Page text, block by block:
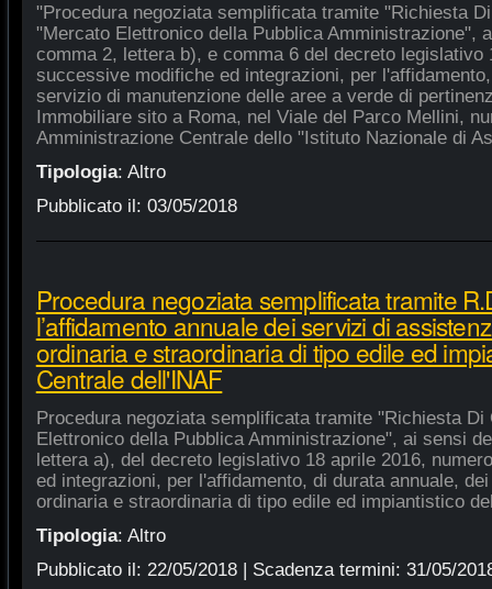
"Procedura negoziata semplificata tramite "Richiesta
"Mercato Elettronico della Pubblica Amministrazione",
comma 2, lettera b), e comma 6 del decreto legislativo
successive modifiche ed integrazioni, per
servizio di manutenzione delle aree a verde di
Immobiliare sito a Roma, nel Viale del Parco Mellini,
Amministrazione Centrale dello "Istituto Nazionale di
Tipologia: Altro
Pubblicato il: 03/05/2018
Procedura negoziata semplificata tramite
l’affidamento annuale dei servizi di
ordinaria e straordinaria di tipo edile ed
Centrale dell'INAF
Procedura negoziata semplificata tramite "Richiesta
Elettronico della Pubblica Amministrazione", ai sensi
lettera a), del decreto legislativo 18 aprile 2016,
ed integrazioni, per l'affidamento, di durata annuale,
ordinaria e straordinaria di tipo edile ed impiantistico
Tipologia: Altro
Pubblicato il: 22/05/2018| Scadenza termini: 31/05/